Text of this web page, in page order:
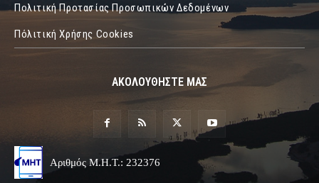
Πολιτική Προτασίας Προσωπικών Δεδομένων
Πόλιτική Χρήσης Cookies
ΑΚΟΛΟΥΘΗΣΤΕ ΜΑΣ
Αριθμός Μ.Η.Τ.: 232376